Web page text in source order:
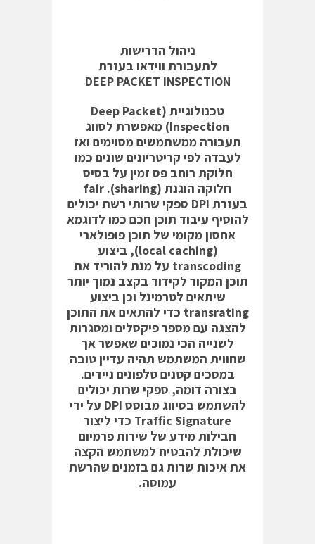
ניהול הדרישות
לתעבורת ווידאו בעזרת
DEEP PACKET INSPECTION
טכנולוגיית (Deep Packet
Inspection) מאפשרת לסווג
תעבורה ממשתמשים מסוימים ואז
לעבדה לפי קריטריונים שונים כמו
חלוקת רוחב פס זמין על בסיס
חלוקה הוגנת (fair .(sharing
בעזרת DPI ספקי שרותי רשת יכולים
להוסיף עיבוד תוכן חכם כמו לדוגמא
אחסון מקומי של תוכן פופולארי
(local caching), ביצוע
transcoding על מנת להוריד את
תוכן המקור לקידוד בקצב נמוך יותר
שיתאים לטרמינל וכן ביצוע
transrating כדי להתאים את התוכן
להצגה עם מספר פיקסלים ומסגרות
לשנייה הכי נמוכים שאפשר אך
שחווית המשתמש תהיה עדיין טובה
במסכים קטנים טלפונים ניידים.
בצורה דומה, ספקי שרות יכולים
להשתמש בסיווג מבוסס DPI על ידי
Traffic Signature כדי ליצור
חבילות מידע של שירות פרמיום
שיכולת להבטיח למשתמש הקצה
את איכות שרות גם בזמנים שהרשת
עמוסה.